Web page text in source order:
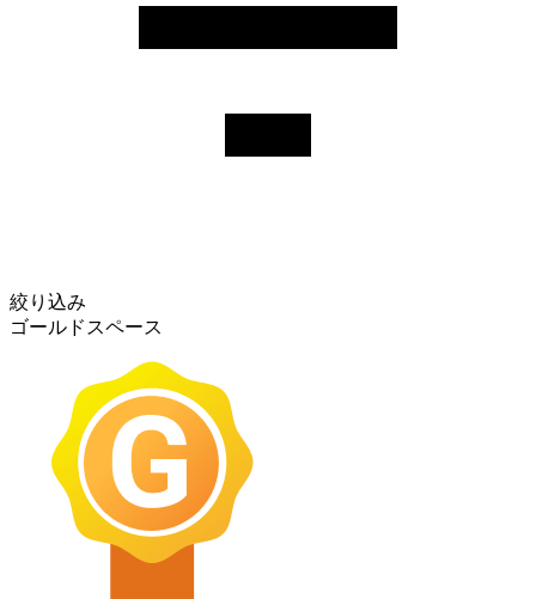
絞り込み
ゴールドスペース